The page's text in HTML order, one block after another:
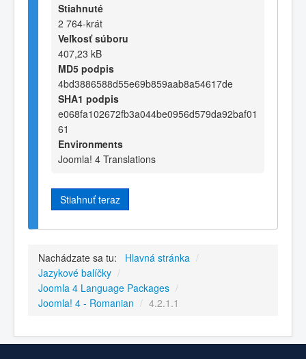
Stiahnuté
2 764-krát
Veľkosť súboru
407,23 kB
MD5 podpis
4bd3886588d55e69b859aab8a54617de
SHA1 podpis
e068fa102672fb3a044be0956d579da92baf01
61
Environments
Joomla! 4 Translations
Stiahnuť teraz
Nachádzate sa tu: Hlavná stránka /
Jazykové balíčky /
Joomla 4 Language Packages /
Joomla! 4 - Romanian / 4.2.1.1